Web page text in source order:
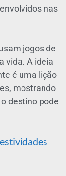
nas
jogos de
vida. A ideia
é uma lição
mostrando
destino pode